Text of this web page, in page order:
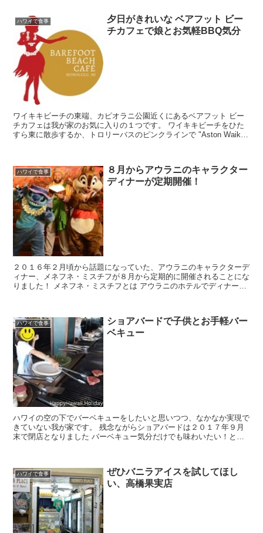
ハワイで食事
夕日がきれいな ベアフット ビー
チカフェで娘とお気軽BBQ気分
ワイキキビーチの東端、カピオラニ公園近くにあるベアフット ビー
チカフェは我が家のお気に入りの１つです。 ワイキキビーチをひた
すら東に散歩するか、トロリーバスのピンクラインで "Aston Waikiki
ハワイで食事
８月からアウラニのキャラクター
ディナーが定期開催！
２０１６年２月頃から話題になっていた、アウラニのキャラクターデ
ィナー、メネフネ・ミスチフが８月から定期的に開催されることにな
りました！ メネフネ・ミスチフとは アウラニのホテルでディナーを
ハワイで食事
ショアバードで子供とお手軽バー
ベキュー
ハワイの空の下でバーベキューをしたいと思いつつ、なかなか実現で
きていない我が家です。 残念ながらショアバードは２０１７年９月
末で閉店となりました バーベキュー気分だけでも味わいたい！とい
ハワイで食事
ぜひバニラアイスを試してほし
い、高橋果実店